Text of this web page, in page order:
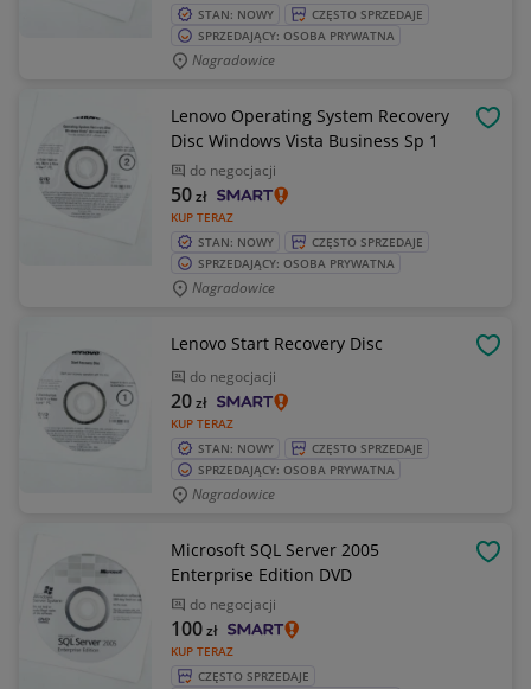
STAN: NOWY
CZĘSTO SPRZEDAJE
SPRZEDAJĄCY: OSOBA PRYWATNA
Nagradowice
Lenovo Operating System Recovery
Disc Windows Vista Business Sp 1
do negocjacji
KUP TERAZ
50zł
STAN: NOWY
CZĘSTO SPRZEDAJE
SPRZEDAJĄCY: OSOBA PRYWATNA
Nagradowice
Lenovo Start Recovery Disc
do negocjacji
KUP TERAZ
20zł
STAN: NOWY
CZĘSTO SPRZEDAJE
SPRZEDAJĄCY: OSOBA PRYWATNA
Nagradowice
Microsoft SQL Server 2005
Enterprise Edition DVD
do negocjacji
KUP TERAZ
100zł
CZĘSTO SPRZEDAJE